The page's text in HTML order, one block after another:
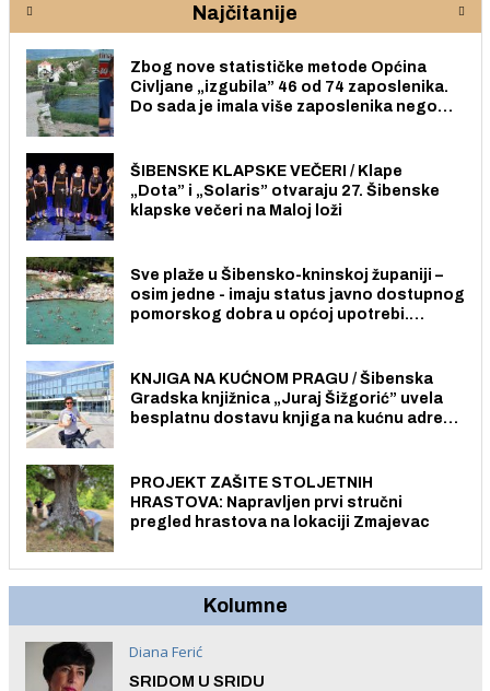
Najčitanije
Zbog nove statističke metode Općina
Civljane „izgubila” 46 od 74 zaposlenika.
Do sada je imala više zaposlenika nego
ŠIBENSKE KLAPSKE VEČERI / Klape
„Dota” i „Solaris” otvaraju 27. Šibenske
klapske večeri na Maloj loži
Sve plaže u Šibensko-kninskoj županiji –
osim jedne - imaju status javno dostupnog
pomorskog dobra u općoj upotrebi.
KNJIGA NA KUĆNOM PRAGU / Šibenska
Gradska knjižnica „Juraj Šižgorić” uvela
besplatnu dostavu knjiga na kućnu adresu
PROJEKT ZAŠITE STOLJETNIH
HRASTOVA: Napravljen prvi stručni
pregled hrastova na lokaciji Zmajevac
Kolumne
Diana Ferić
SRIDOM U SRIDU